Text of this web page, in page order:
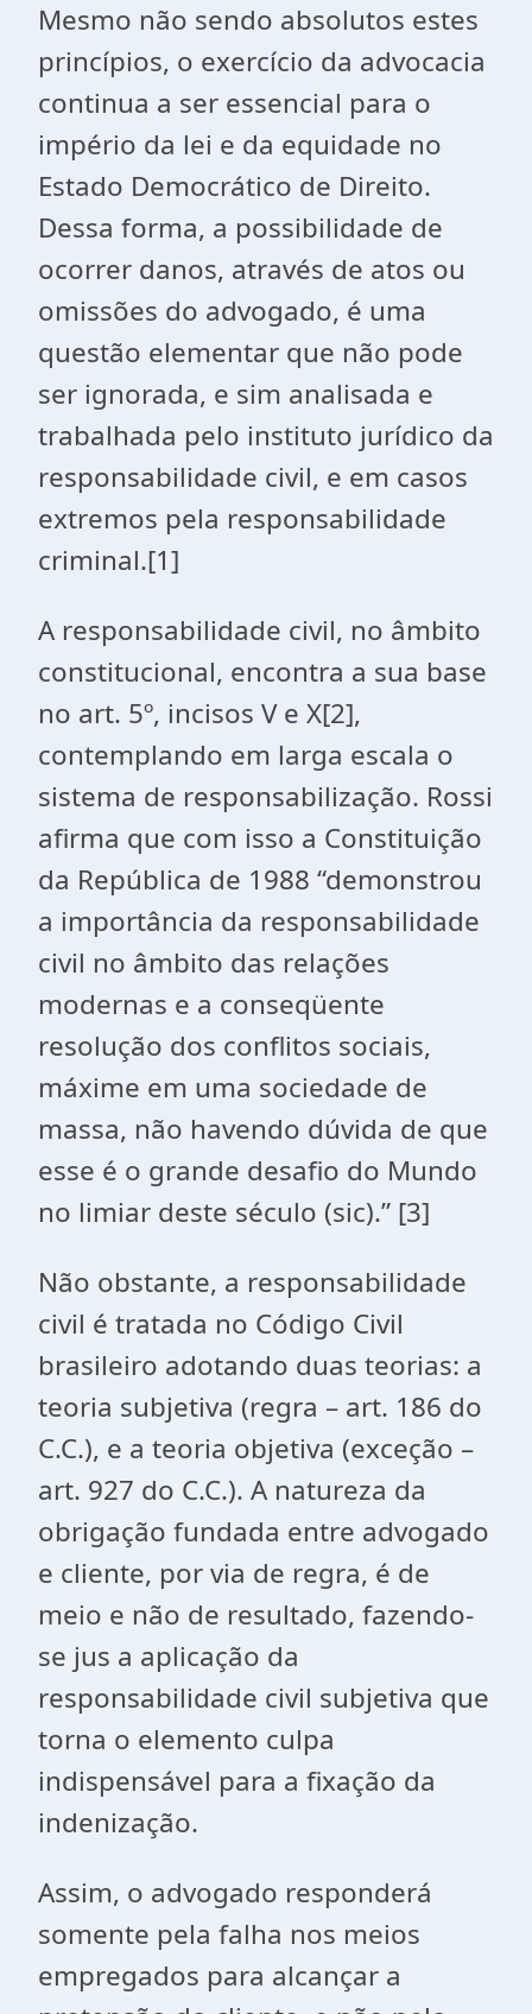
Mesmo não sendo absolutos estes
princípios, o exercício da advocacia
continua a ser essencial para o
império da lei e da equidade no
Estado Democrático de Direito.
Dessa forma, a possibilidade de
ocorrer danos, através de atos ou
omissões do advogado, é uma
questão elementar que não pode
ser ignorada, e sim analisada e
trabalhada pelo instituto jurídico da
responsabilidade civil, e em casos
extremos pela responsabilidade
criminal.[1]
A responsabilidade civil, no âmbito
constitucional, encontra a sua base
no art. 5º, incisos V e X[2],
contemplando em larga escala o
sistema de responsabilização. Rossi
afirma que com isso a Constituição
da República de 1988 “demonstrou
a importância da responsabilidade
civil no âmbito das relações
modernas e a conseqüente
resolução dos conflitos sociais,
máxime em uma sociedade de
massa, não havendo dúvida de que
esse é o grande desafio do Mundo
no limiar deste século (sic).” [3]
Não obstante, a responsabilidade
civil é tratada no Código Civil
brasileiro adotando duas teorias: a
teoria subjetiva (regra – art. 186 do
C.C.), e a teoria objetiva (exceção –
art. 927 do C.C.). A natureza da
obrigação fundada entre advogado
e cliente, por via de regra, é de
meio e não de resultado, fazendo-
se jus a aplicação da
responsabilidade civil subjetiva que
torna o elemento culpa
indispensável para a fixação da
indenização.
Assim, o advogado responderá
somente pela falha nos meios
empregados para alcançar a